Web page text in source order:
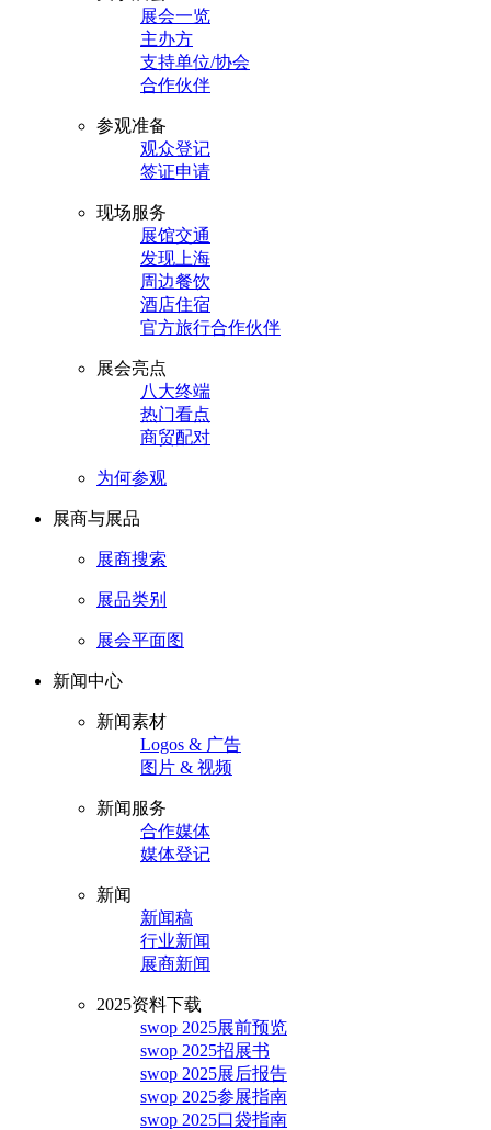
展会一览
主办方
支持单位/协会
合作伙伴
参观准备
观众登记
签证申请
现场服务
展馆交通
发现上海
周边餐饮
酒店住宿
官方旅行合作伙伴
展会亮点
八大终端
热门看点
商贸配对
为何参观
展商与展品
展商搜索
展品类别
展会平面图
新闻中心
新闻素材
Logos & 广告
图片 & 视频
新闻服务
合作媒体
媒体登记
新闻
新闻稿
行业新闻
展商新闻
2025资料下载
swop 2025展前预览
swop 2025招展书
swop 2025展后报告
swop 2025参展指南
swop 2025口袋指南